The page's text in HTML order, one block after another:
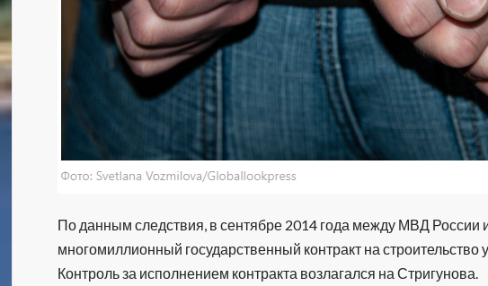
По данным следствия, в сентябре 2014 года между МВД России
многомиллионный государственный контракт на строительство
Контроль за исполнением контракта возлагался на Стригунова.